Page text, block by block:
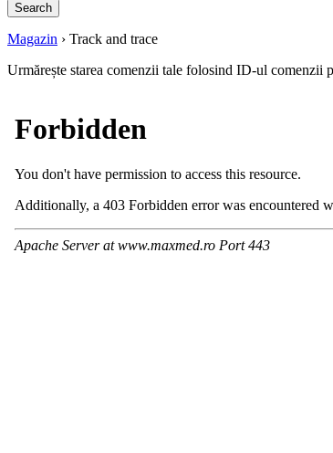
Magazin › Track and trace
Urmărește starea comenzii tale folosind ID-ul comenzii